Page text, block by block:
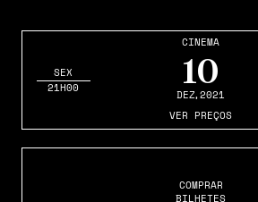
CINEMA
10
DEZ,2021
SEX
21H00
VER PREÇOS
COMPRAR
BILHETES